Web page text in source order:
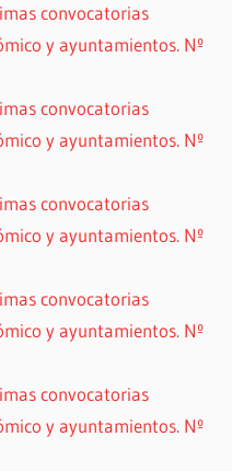
convocatorias
y ayuntamientos. Nº
convocatorias
y ayuntamientos. Nº
convocatorias
y ayuntamientos. Nº
convocatorias
y ayuntamientos. Nº
convocatorias
y ayuntamientos. Nº